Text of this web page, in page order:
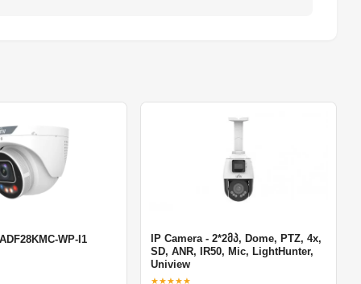
WP-I1
IP Camera - 2*2მპ, Dome, PTZ, 4x,
SD, ANR, IR50, Mic, LightHunter,
Uniview
★★★★★